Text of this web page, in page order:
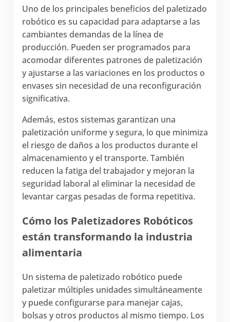
Uno de los principales beneficios del paletizado
robótico es su capacidad para adaptarse a las
cambiantes demandas de la línea de
producción. Pueden ser programados para
acomodar diferentes patrones de paletización
y ajustarse a las variaciones en los productos o
envases sin necesidad de una reconfiguración
significativa.
Además, estos sistemas garantizan una
paletización uniforme y segura, lo que minimiza
el riesgo de daños a los productos durante el
almacenamiento y el transporte. También
reducen la fatiga del trabajador y mejoran la
seguridad laboral al eliminar la necesidad de
levantar cargas pesadas de forma repetitiva.
Cómo los Paletizadores Robóticos
están transformando la industria
alimentaria
Un sistema de paletizado robótico puede
paletizar múltiples unidades simultáneamente
y puede configurarse para manejar cajas,
bolsas y otros productos al mismo tiempo. Los